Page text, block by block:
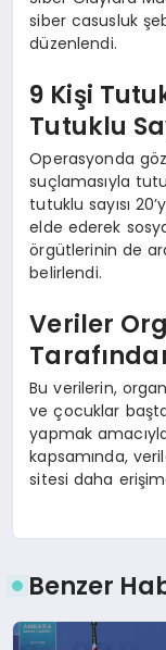
siber casusluk
düzenlendi.
9 Kişi
Tutuklu
Operasyonda
suçlamasıyla
tutuklu sayısı
elde ederek
örgütlerinin de
belirlendi.
Veriler
Bu verilerin,
ve çocuklar
yapmak
kapsamında,
sitesi daha
Benzer